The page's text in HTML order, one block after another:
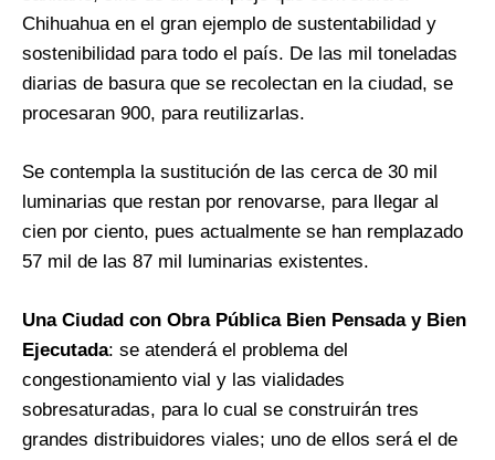
Chihuahua en el gran ejemplo de sustentabilidad y
sostenibilidad para todo el país. De las mil toneladas
diarias de basura que se recolectan en la ciudad, se
procesaran 900, para reutilizarlas.
Se contempla la sustitución de las cerca de 30 mil
luminarias que restan por renovarse, para llegar al
cien por ciento, pues actualmente se han remplazado
57 mil de las 87 mil luminarias existentes.
Una Ciudad con Obra Pública Bien Pensada y Bien
Ejecutada: se atenderá el problema del
congestionamiento vial y las vialidades
sobresaturadas, para lo cual se construirán tres
grandes distribuidores viales; uno de ellos será el de